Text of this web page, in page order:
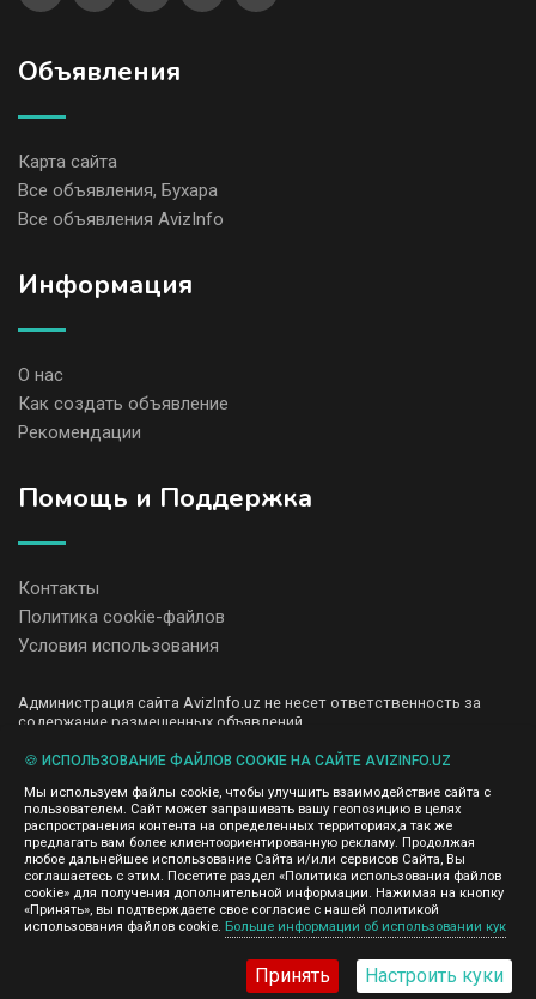
Объявления
Карта сайта
Все объявления, Бухара
Все объявления AvizInfo
Информация
О нас
Как создать объявление
Рекомендации
Помощь и Поддержка
Контакты
Политика cookie-файлов
Условия использования
Администрация сайта AvizInfo.uz не несет ответственность за
содержание размещенных объявлений.
передаем и не продаем личную информацию зарегистрированных
правила конфиденциальности сайтов на которые ссылается
AvizInfo.uz. На некоторых страницах нашего сайта представлена
реклама Google Adsense Advertising Network. Чтобы узнать
подробней о правилах конфиденциальности Google нажмите тут
©2008-2026,AvizInfo.uz
🍪 ИСПОЛЬЗОВАНИЕ ФАЙЛОВ COOKIE НА САЙТЕ AVIZINFO.UZ
Мы используем файлы cookie, чтобы улучшить взаимодействие сайта с
пользователем. Сайт может запрашивать вашу геопозицию в целях
распространения контента на определенных территориях,а так же
предлагать вам более клиентоориентированную рекламу. Продолжая
любое дальнейшее использование Сайта и/или сервисов Сайта, Вы
соглашаетесь с этим. Посетите раздел «Политика использования файлов
cookie» для получения дополнительной информации. Нажимая на кнопку
«Принять», вы подтверждаете свое согласие с нашей политикой
использования файлов cookie. Больше информации об использовании кук
Принять Настроить куки